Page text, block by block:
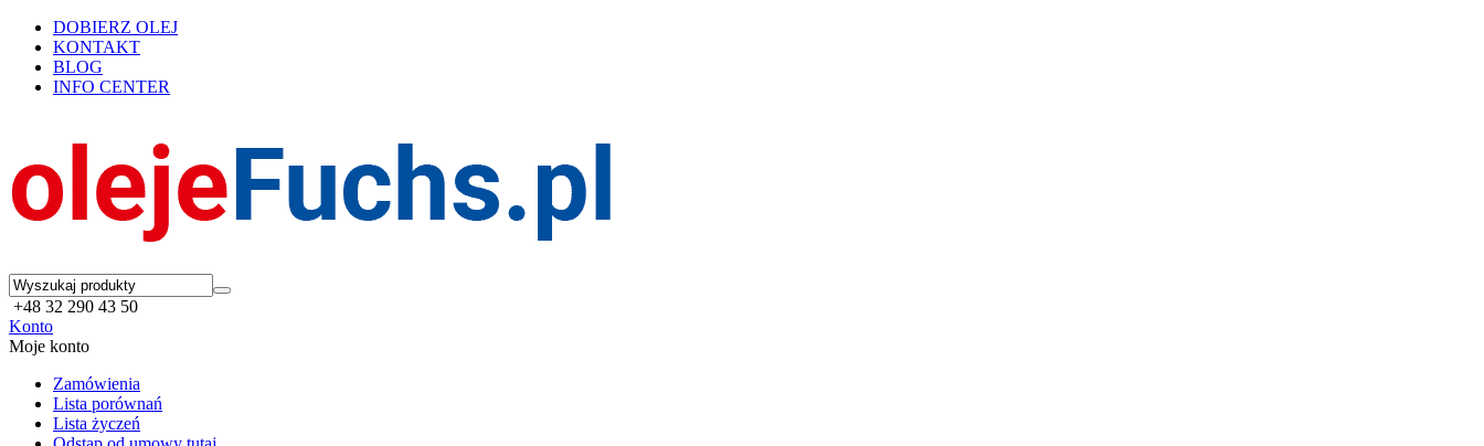
DOBIERZ OLEJ
KONTAKT
BLOG
INFO CENTER
+48 32 290 43 50
Konto
Moje konto
Zamówienia
Lista porównań
Lista życzeń